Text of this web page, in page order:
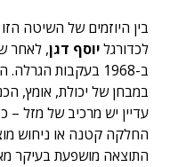
בין היוזמים של השיטה
לכדורגליוסף דגן, לאחר
ב-1968 בעקבות
במבחן של יכולת, אומץ,
עדיין יש מרכיב של מזל –
החלקה קטנה או ניחוש
התוצאה מושפעת בעיקר